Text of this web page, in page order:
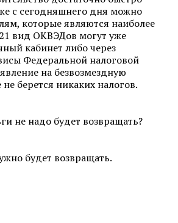
с сегодняшнего дня можно
которые являются наиболее
вид ОКВЭДов могут уже
кабинет либо через
Федеральной налоговой
на безвозмездную
берется никаких налогов.
не надо будет возвращать?
будет возвращать.